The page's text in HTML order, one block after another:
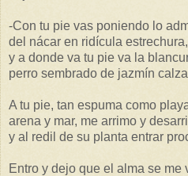
-Con tu pie vas poniendo lo
del nácar en ridícula estrechura,
y a donde va tu pie va la
perro sembrado de jazmín
A tu pie, tan espuma como
arena y mar, me arrimo y
y al redil de su planta entrar
Entro y dejo que el alma se me